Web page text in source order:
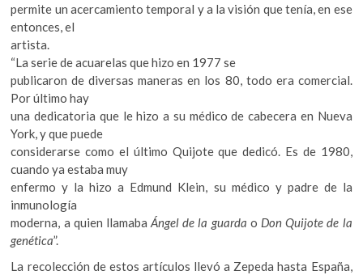
permite un acercamiento temporal y a la visión que tenía, en ese
entonces, el
artista.
“La serie de acuarelas que hizo en 1977 se
publicaron de diversas maneras en los 80, todo era comercial.
Por último hay
una dedicatoria que le hizo a su médico de cabecera en Nueva
York, y que puede
considerarse como el último Quijote que dedicó. Es de 1980,
cuando ya estaba muy
enfermo y la hizo a Edmund Klein, su médico y padre de la
inmunología
moderna, a quien llamabaÁngel de la guarda o Don Quijote de la
genética”.
La recolección de estos artículos llevó a Zepeda hasta España,